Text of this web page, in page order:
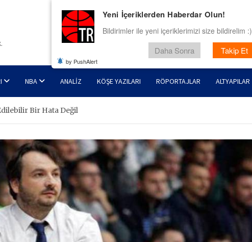
NBA ANALIZ KÖŞE YAZILARI RÖPORTAJLAR ALTYAPILAR
Bir Hata Değil
Yeni İçeriklerden Haberdar Olun!
Bildirimler ile yeni içeriklerimizi size bildirelim :)
Daha Sonra Takip Et
by PushAlert